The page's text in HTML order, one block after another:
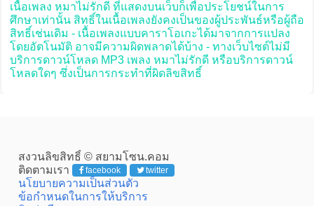
เนื้อเพลง หมาไม่รักดี ที่แสดงบนเว็บก็เพื่อประโยชน์ในการ
ศึกษาเท่านั้น สิทธิ์ในเนื้อเพลงยังคงเป็นของผู้ประพันธ์หรือผู้ถือ
สิทธิ์เช่นเดิม - เนื้อเพลงแบบคาราโอเกะได้มาจากการแปลง
โดยอัตโนมัติ อาจมีความผิดพลาดได้บ้าง - ทางเว็บไซต์ไม่มี
บริการดาวน์โหลด MP3 เพลง หมาไม่รักดี หรือบริการดาวน์
โหลดใดๆ ซึ่งเป็นการกระทำที่ผิดลิขสิทธิ์
สงวนลิขสิทธิ์ © สยามโซน.คอม
ติดตามเรา
facebook twitter
นโยบายความเป็นส่วนตัว
ข้อกำหนดในการให้บริการ